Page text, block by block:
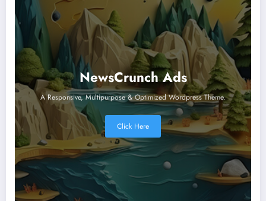
NewsCrunch Ads
A Responsive, Multipurpose & Optimized Wordpress Theme.
Click Here